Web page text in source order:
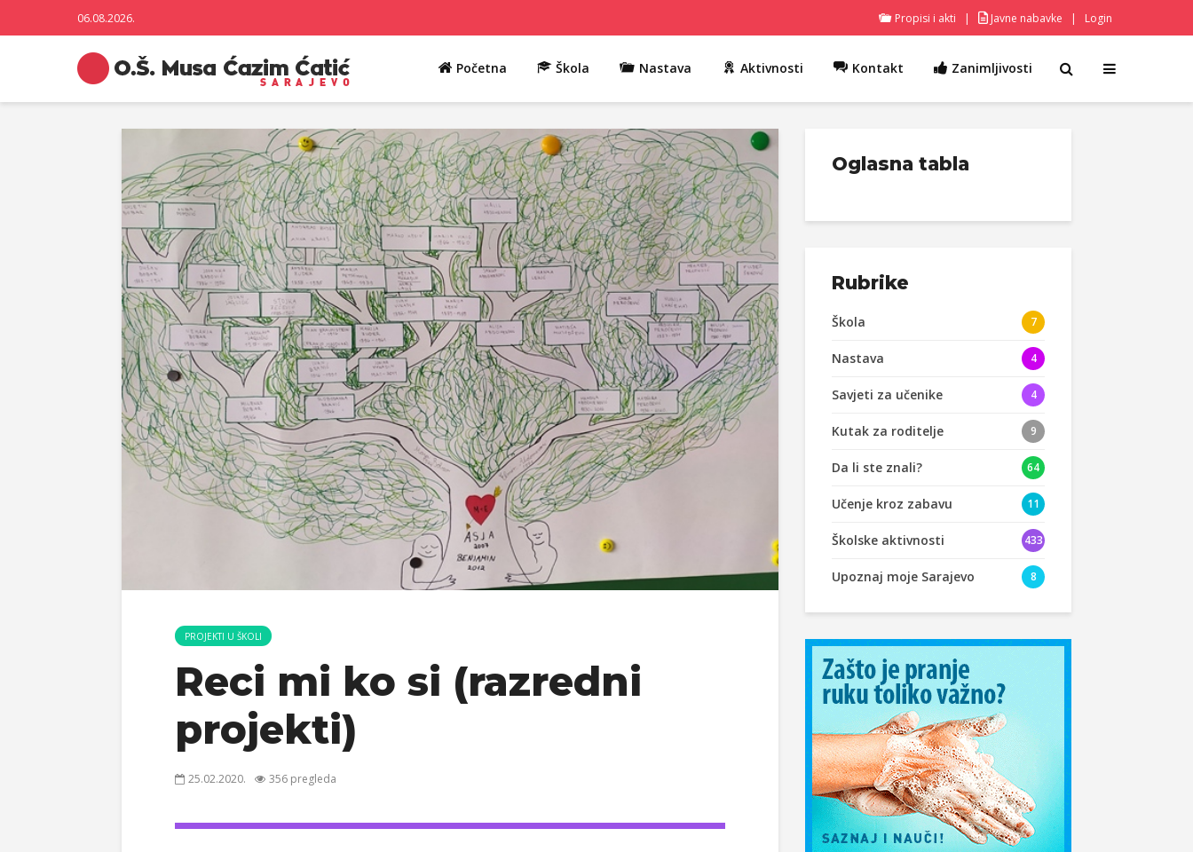
06.08.2026. Propisi i akti | Javne nabavke | Login
Početna Škola Nastava Aktivnosti Kontakt Zanimljivosti
PROJEKTI U ŠKOLI
Reci mi ko si (razredni
projekti)
25.02.2020. 356 pregleda
Oglasna tabla
Rubrike
Škola 7
Nastava 4
Savjeti za učenike 4
Kutak za roditelje 9
Da li ste znali? 64
Učenje kroz zabavu 11
Školske aktivnosti 433
Upoznaj moje Sarajevo 8